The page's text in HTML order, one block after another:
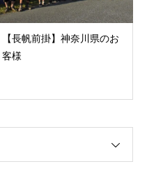
【長帆前掛】神奈川県のお
客様